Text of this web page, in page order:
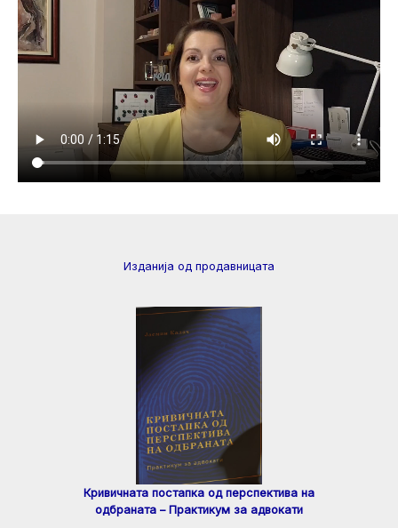
Изданија од продавницата
Кривичната постапка од перспектива на
одбраната – Практикум за адвокати